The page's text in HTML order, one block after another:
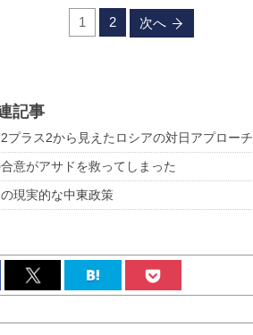
1 2 次へ
記事
プラス2から見えたロシアの対日アプローチ
意がアサドを救ってしまった
現実的な中東政策